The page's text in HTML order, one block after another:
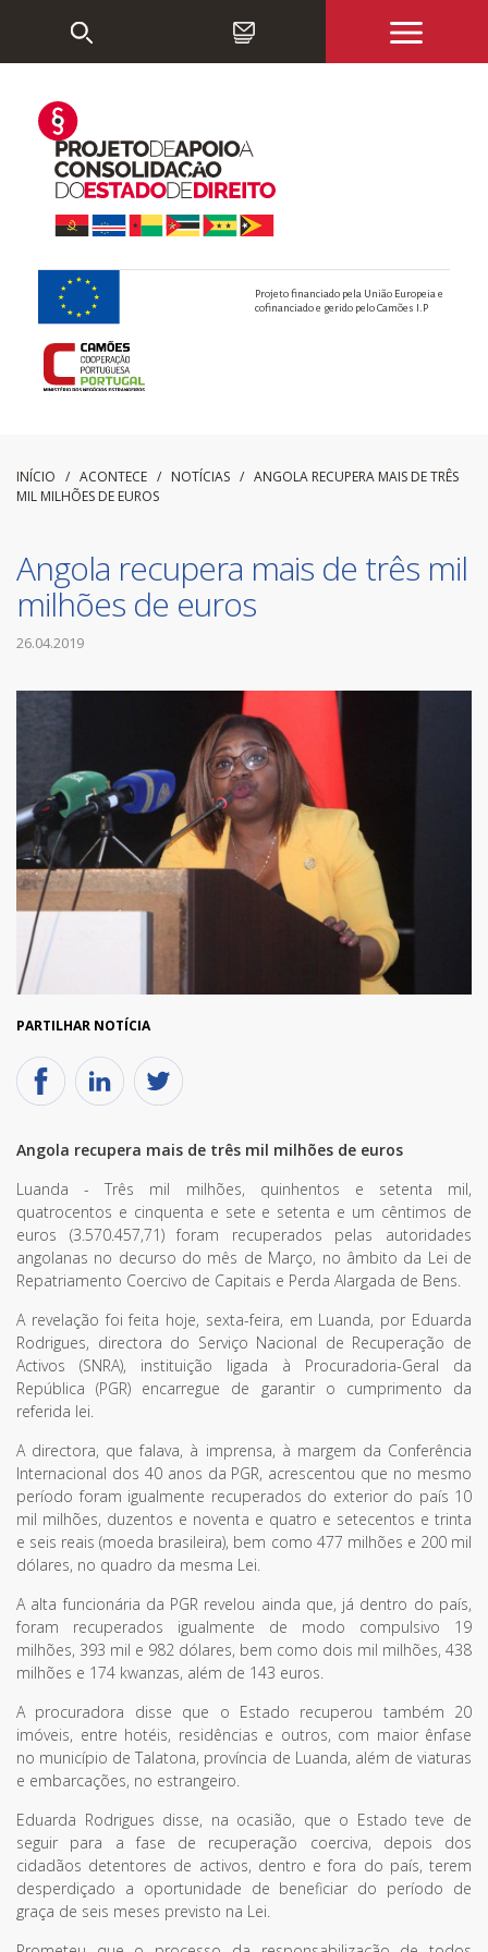
Projeto financiado pela União Europeia e
cofinanciado e gerido pelo Camões I.P
INÍCIO / ACONTECE / NOTÍCIAS / ANGOLA RECUPERA MAIS DE TRÊS
MIL MILHÕES DE EUROS
Angola recupera mais de três mil
milhões de euros
26.04.2019
PARTILHAR NOTÍCIA
Angola recupera mais de três mil milhões de euros
Luanda - Três mil milhões, quinhentos e setenta mil,
quatrocentos e cinquenta e sete e setenta e um cêntimos de
euros (3.570.457,71) foram recuperados pelas autoridades
angolanas no decurso do mês de Março, no âmbito da Lei de
Repatriamento Coercivo de Capitais e Perda Alargada de Bens.
A revelação foi feita hoje, sexta-feira, em Luanda, por Eduarda
Rodrigues, directora do Serviço Nacional de Recuperação de
Activos (SNRA), instituição ligada à Procuradoria-Geral da
República (PGR) encarregue de garantir o cumprimento da
referida lei.
A directora, que falava, à imprensa, à margem da Conferência
Internacional dos 40 anos da PGR, acrescentou que no mesmo
período foram igualmente recuperados do exterior do país 10
mil milhões, duzentos e noventa e quatro e setecentos e trinta
e seis reais (moeda brasileira), bem como 477 milhões e 200 mil
dólares, no quadro da mesma Lei.
A alta funcionária da PGR revelou ainda que, já dentro do país,
foram recuperados igualmente de modo compulsivo 19
milhões, 393 mil e 982 dólares, bem como dois mil milhões, 438
milhões e 174 kwanzas, além de 143 euros.
A procuradora disse que o Estado recuperou também 20
imóveis, entre hotéis, residências e outros, com maior ênfase
no município de Talatona, província de Luanda, além de viaturas
e embarcações, no estrangeiro.
Eduarda Rodrigues disse, na ocasião, que o Estado teve de
seguir para a fase de recuperação coerciva, depois dos
cidadãos detentores de activos, dentro e fora do país, terem
desperdiçado a oportunidade de beneficiar do período de
graça de seis meses previsto na Lei.